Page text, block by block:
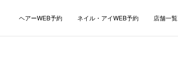
ヘアーWEB予約 ネイル・アイWEB予約 店舗一覧